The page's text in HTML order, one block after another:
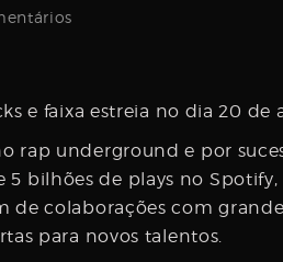
e faixa estreia no dia 20 de
rap underground e por
bilhões de plays no
de colaborações com
para novos talentos.